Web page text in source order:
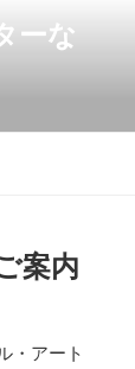
ーな
案内
・アート